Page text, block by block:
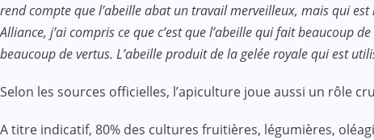
rend compte que l’abeille abat un travail merveilleux, mais qui
Alliance, j’ai compris ce que c’est que l’abeille qui fait beaucoup
beaucoup de vertus. L’abeille produit de la gelée royale qui est
Selon les sources officielles, l’apiculture joue aussi un rôle
A titre indicatif, 80% des cultures fruitières, légumières,